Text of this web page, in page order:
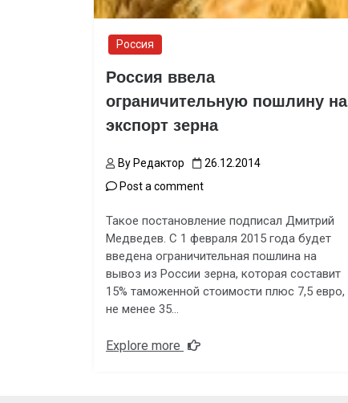
Россия
Россия ввела
ограничительную пошлину на
экспорт зерна
By Редактор
26.12.2014
Post a comment
Такое постановление подписал Дмитрий
Медведев. С 1 февраля 2015 года будет
введена ограничительная пошлина на
вывоз из России зерна, которая составит
15% таможенной стоимости плюс 7,5 евро,
не менее 35…
Explore more